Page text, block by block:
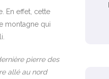
En effet, cette
montagne qui
pierre des
allé au nord